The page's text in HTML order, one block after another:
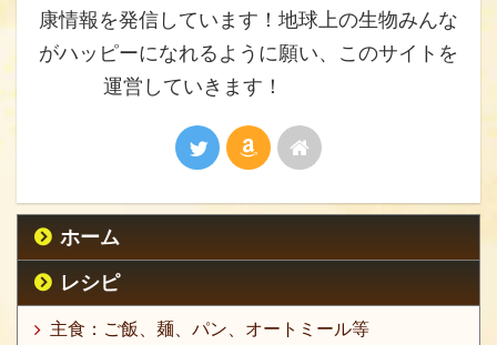
康情報を発信しています！地球上の生物みんな
がハッピーになれるように願い、このサイトを
運営していきます！
ホーム
レシピ
主食：ご飯、麺、パン、オートミール等